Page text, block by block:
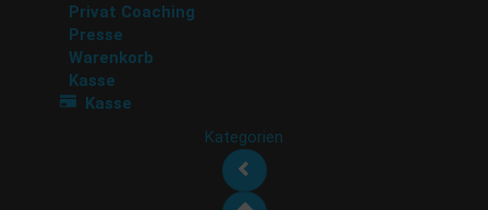
Privat Coaching
Presse
Warenkorb
Kasse
Kasse
Kategorien